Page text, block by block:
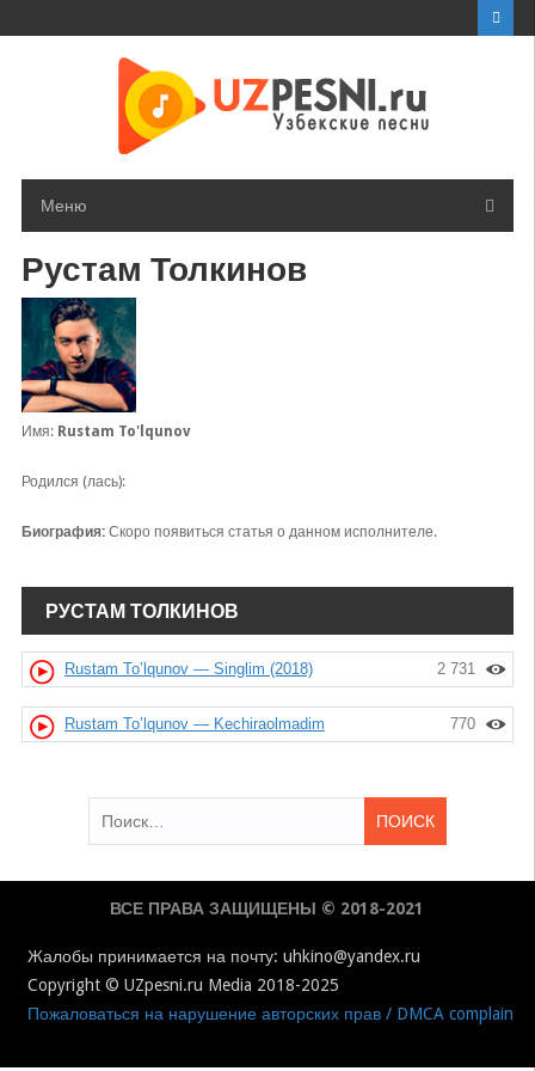
Меню
Рустам Толкинов
Имя: Rustam To'lqunov
Родился (лась):
Биография: Скоро появиться статья о данном исполнителе.
РУСТАМ ТОЛКИНОВ
2 731
Rustam To’lqunov — Singlim (2018)
770
Rustam To’lqunov — Kechiraolmadim
ВСЕ ПРАВА ЗАЩИЩЕНЫ © 2018-2021
Жалобы принимается на почту: uhkino@yandex.ru
Copyright © UZpesni.ru Media 2018-2025
Пожаловаться на нарушение авторских прав / DMCA complain